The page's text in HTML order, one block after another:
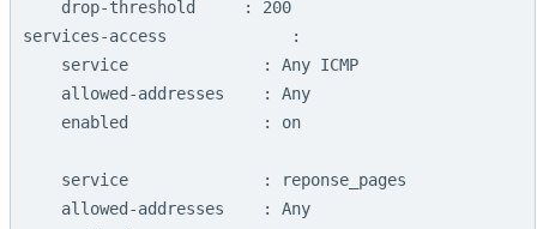
services-access             :